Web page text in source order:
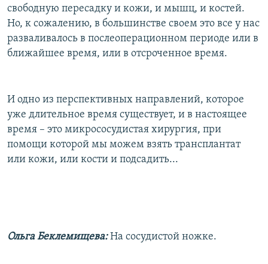
свободную пересадку и кожи, и мышц, и костей.
Но, к сожалению, в большинстве своем это все у нас
разваливалось в послеоперационном периоде или в
ближайшее время, или в отсроченное время.
И одно из перспективных направлений, которое
уже длительное время существует, и в настоящее
время – это микрососудистая хирургия, при
помощи которой мы можем взять трансплантат
или кожи, или кости и подсадить...
Ольга Беклемищева:На сосудистой ножке.